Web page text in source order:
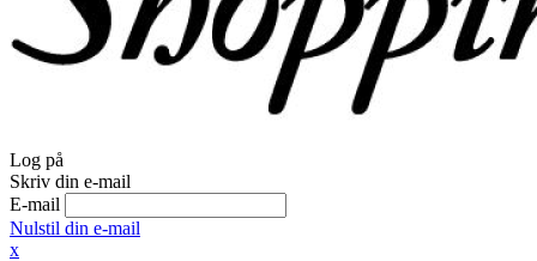
Log på
Skriv din e-mail
E-mail
Nulstil din e-mail
x